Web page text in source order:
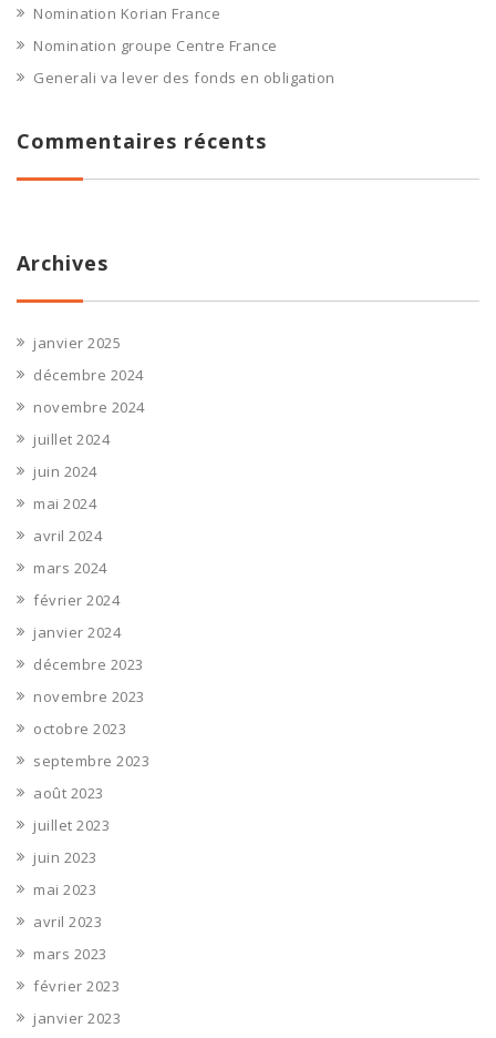
Nomination Korian France
Nomination groupe Centre France
Generali va lever des fonds en obligation
Commentaires récents
Archives
janvier 2025
décembre 2024
novembre 2024
juillet 2024
juin 2024
mai 2024
avril 2024
mars 2024
février 2024
janvier 2024
décembre 2023
novembre 2023
octobre 2023
septembre 2023
août 2023
juillet 2023
juin 2023
mai 2023
avril 2023
mars 2023
février 2023
janvier 2023